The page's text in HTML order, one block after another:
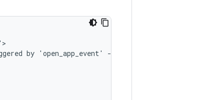
by 'open_app_event'